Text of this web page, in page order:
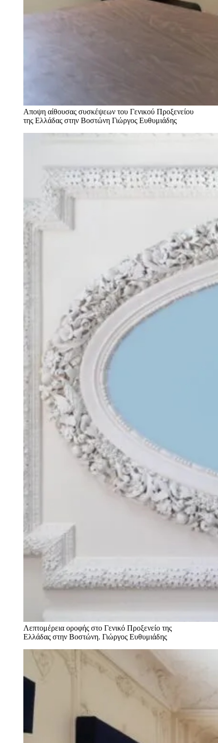
Αποψη αίθουσας συσκέψεων του Γενικού Προξενείου
της Ελλάδας στην Βοστώνη Γιώργος Ευθυμιάδης
Λεπτομέρεια οροφής στο Γενικό Προξενείο της
Ελλάδας στην Βοστώνη. Γιώργος Ευθυμιάδης